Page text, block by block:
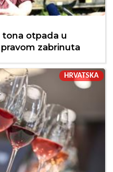
tona otpada u
zabrinuta
HRVATSKA